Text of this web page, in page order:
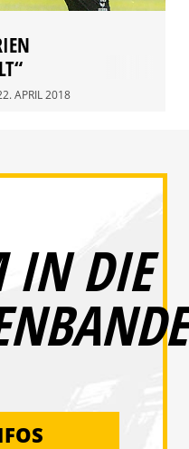
APRIL 2018
IN DIE